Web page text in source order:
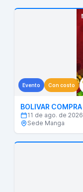
Evento Con costo
BOLIVAR
11 de ago. de
Sede Manga